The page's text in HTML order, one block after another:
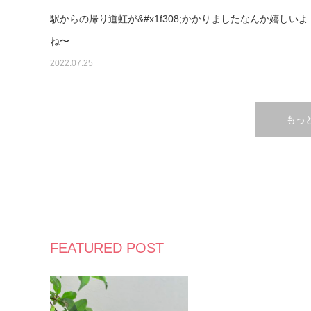
駅からの帰り道虹が&#x1f308;かかりましたなんか嬉しいよ
ね〜…
2022.07.25
もっ
FEATURED POST